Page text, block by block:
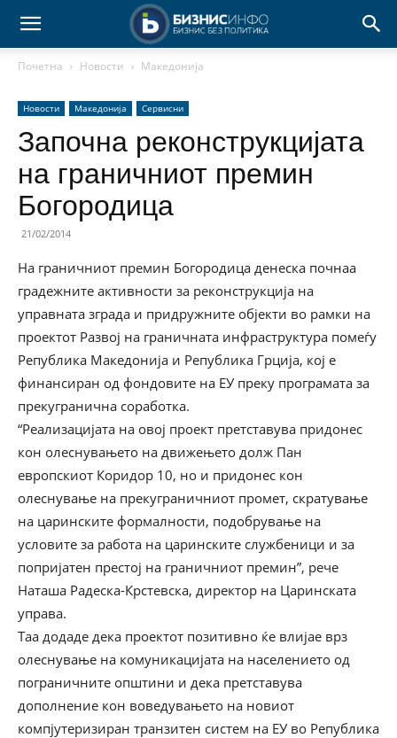
Почетна Новости Македонија
Новости Македонија Сервисни
Започна реконструкцијата
на граничниот премин
Богородица
21/02/2014
На граничниот премин Богородица денеска почнаа
градежните активности за реконструкција на
управната зграда и придружните објекти во рамки на
проектот Развој на граничната инфраструктура помеѓу
Република Македонија и Република Грција, кој е
финансиран од фондовите на ЕУ преку програмата за
прекугранична соработка.
“Реализацијата на овој проект претставува придонес
кон олеснувањето на движењето долж Пан
европскиот Коридор 10, но и придонес кон
олеснување на прекуграничниот промет, скратување
на царинските формалности, подобрување на
условите за работа на царинските службеници и за
попријатен престој на граничниот премин”, рече
Наташа Радеска-Крстевска, директор на Царинската
управа.
Таа додаде дека проектот позитивно ќе влијае врз
олеснување на комуникацијата на населението од
пограничните општини и дека претставува
дополнение кон воведувањето на новиот
компјутеризиран транзитен систем на ЕУ во Република